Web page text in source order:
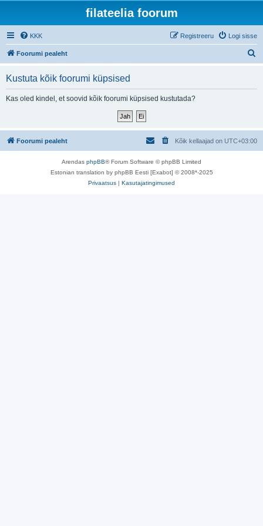
filateelia foorum
KKK Logi sisse
Registreeru
Foorumi pealeht
Kustuta kõik foorumi küpsised
Kas oled kindel, et soovid kõik foorumi küpsised kustutada?
Foorumi pealeht Kõik kellaajad on UTC+03:00
Arendas phpBB® Forum Software © phpBB Limited
Estonian translation by phpBB Eesti [Exabot] © 2008*-2025
Privaatsus | Kasutajatingimused